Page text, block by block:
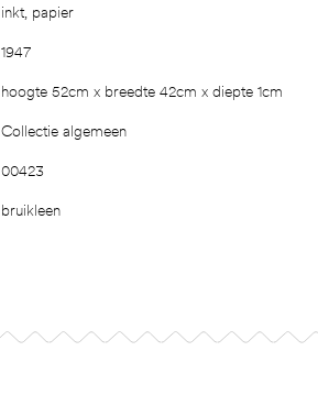
inkt, papier
1947
hoogte 52cm x breedte 42cm x diepte 1cm
Collectie algemeen
00423
bruikleen